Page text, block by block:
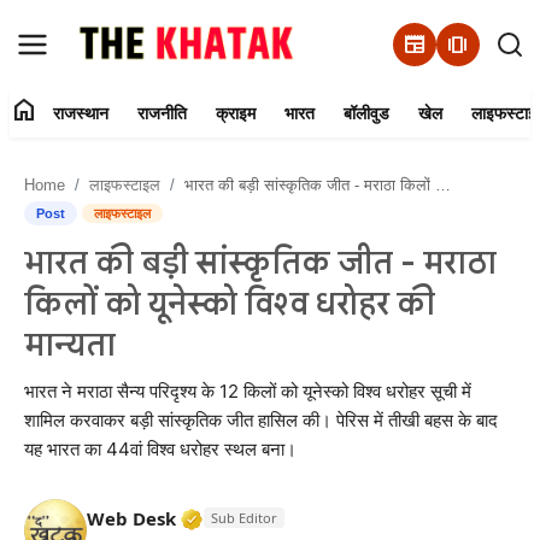
newspaper amp_stories
Contact Us
राजस्थान
राजनीति
क्राइम
भारत
बॉलीवुड
home राजस्थान राजनीति क्राइम भारत बॉलीवुड खेल
Home लाइफस्टाइल भारत की बड़ी सांस्कृतिक जीत - मराठा किलों को यूनेस्को विश्व धरोहर की मान्यता
Post लाइफस्टाइल
भारत की बड़ी सांस्कृतिक जीत - मराठा
किलों को यूनेस्को विश्व धरोहर की
मान्यता
भारत ने मराठा सैन्य परिदृश्य के 12 किलों को यूनेस्को विश्व धरोहर सूची में
शामिल करवाकर बड़ी सांस्कृतिक जीत हासिल की। पेरिस में तीखी बहस के बाद
यह भारत का 44वां विश्व धरोहर स्थल बना।
Web Desk Verified Media or Organization • 11
Sub Editor